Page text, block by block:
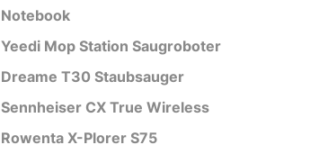
Notebook
Yeedi Mop Station Saugroboter
Dreame T30 Staubsauger
Sennheiser CX True Wireless
Rowenta X-Plorer S75